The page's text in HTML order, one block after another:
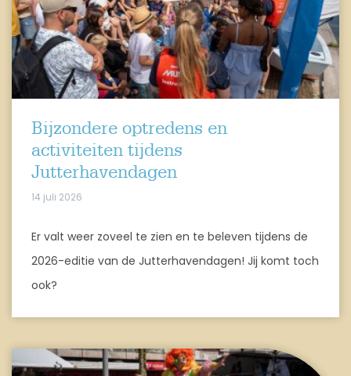
Bijzondere optredens en
activiteiten tijdens
Jutterhavendagen
14 juli 2026
Er valt weer zoveel te zien en te beleven tijdens de
2026-editie van de Jutterhavendagen! Jij komt toch
ook?